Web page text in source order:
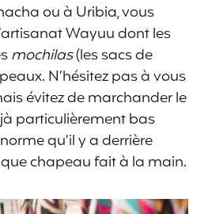
ou à Uribia, vous
Wayuu dont les
mochilas(les sacs de
N’hésitez pas à vous
évitez de marchander le
particulièrement bas
qu’il y a derrière
chapeau fait à la main.